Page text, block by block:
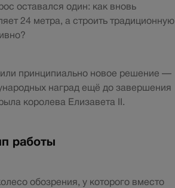
оставался один: как вновь
24 метра, а строить традиционную
принципиально новое решение —
наград ещё до завершения
королева Елизавета II.
работы
обозрения, у которого вместо